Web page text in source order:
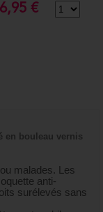
€
en bouleau vernis
malades. Les
anti-
surélevés sans